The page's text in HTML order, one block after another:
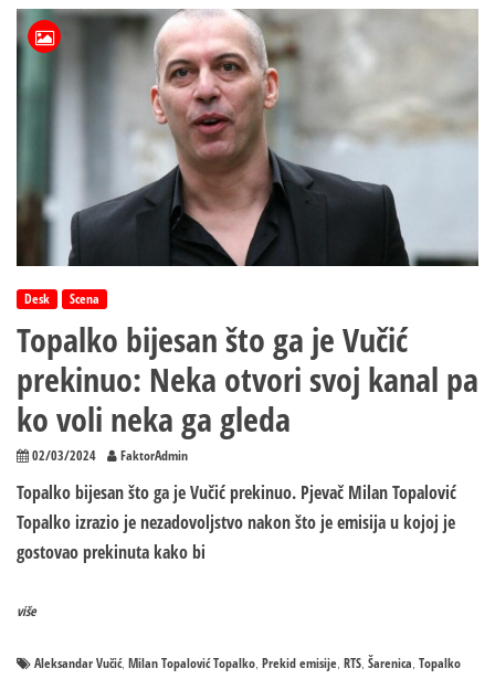
Topalka
predsjednika
Srbije:
PJEVAČ
OSNIVA
STRANKU?!
Desk Scena
Topalko bijesan što ga je Vučić
prekinuo: Neka otvori svoj kanal pa
ko voli neka ga gleda
02/03/2024 FaktorAdmin
Topalko bijesan što ga je Vučić prekinuo. Pjevač Milan Topalović
Topalko izrazio je nezadovoljstvo nakon što je emisija u kojoj je
gostovao prekinuta kako bi
više
Aleksandar Vučić, Milan Topalović Topalko, Prekid emisije, RTS, Šarenica, Topalko